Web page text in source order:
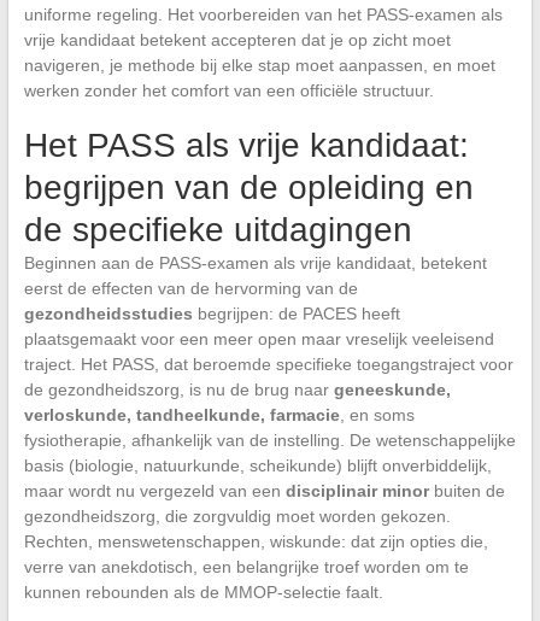
uniforme regeling. Het voorbereiden van het PASS-examen als
vrije kandidaat betekent accepteren dat je op zicht moet
navigeren, je methode bij elke stap moet aanpassen, en moet
werken zonder het comfort van een officiële structuur.
Het PASS als vrije kandidaat:
begrijpen van de opleiding en
de specifieke uitdagingen
Beginnen aan de PASS-examen als vrije kandidaat, betekent
eerst de effecten van de hervorming van de
gezondheidsstudies begrijpen: de PACES heeft
plaatsgemaakt voor een meer open maar vreselijk veeleisend
traject. Het PASS, dat beroemde specifieke toegangstraject voor
de gezondheidszorg, is nu de brug naar geneeskunde,
verloskunde, tandheelkunde, farmacie, en soms
fysiotherapie, afhankelijk van de instelling. De wetenschappelijke
basis (biologie, natuurkunde, scheikunde) blijft onverbiddelijk,
maar wordt nu vergezeld van een disciplinair minorbuiten de
gezondheidszorg, die zorgvuldig moet worden gekozen.
Rechten, menswetenschappen, wiskunde: dat zijn opties die,
verre van anekdotisch, een belangrijke troef worden om te
kunnen rebounden als de MMOP-selectie faalt.